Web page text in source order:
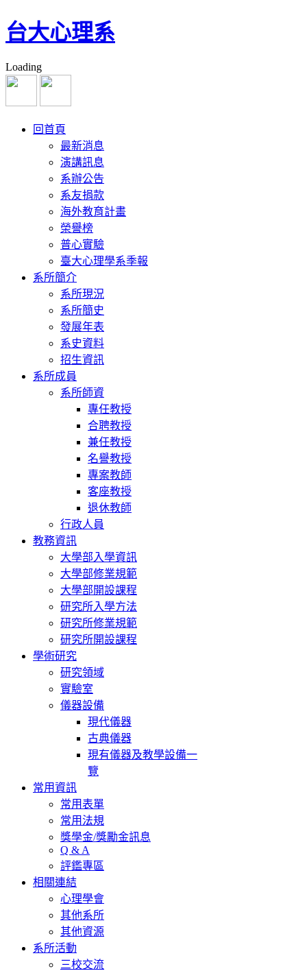
台大心理系
Loading
回首頁
最新消息
演講訊息
系辦公告
系友捐款
海外教育計畫
榮譽榜
普心實驗
臺大心理學系季報
系所簡介
系所現況
系所簡史
發展年表
系史資料
招生資訊
系所成員
系所師資
專任教授
合聘教授
兼任教授
名譽教授
專案教師
客座教授
退休教師
行政人員
教務資訊
大學部入學資訊
大學部修業規範
大學部開設課程
研究所入學方法
研究所修業規範
研究所開設課程
學術研究
研究領域
實驗室
儀器設備
現代儀器
古典儀器
現有儀器及教學設備一
覽
常用資訊
常用表單
常用法規
獎學金/獎勵金訊息
Q & A
評鑑專區
相關連結
心理學會
其他系所
其他資源
系所活動
三校交流